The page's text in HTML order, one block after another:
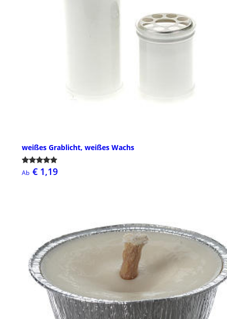
weißes Grablicht, weißes Wachs
Ab € 1,19